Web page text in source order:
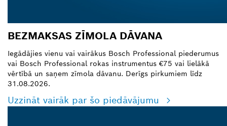
BEZMAKSAS ZĪMOLA DĀVANA
Iegādājies vienu vai vairākus Bosch Professional piederumus
vai Bosch Professional rokas instrumentus €75 vai lielākā
vērtībā un saņem zīmola dāvanu. Derīgs pirkumiem līdz
31.08.2026.
Uzzināt vairāk par šo piedāvājumu